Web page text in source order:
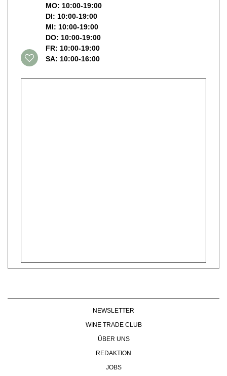
MO: 10:00-19:00
DI: 10:00-19:00
MI: 10:00-19:00
DO: 10:00-19:00
FR: 10:00-19:00
SA: 10:00-16:00
NEWSLETTER
WINE TRADE CLUB
ÜBER UNS
REDAKTION
JOBS